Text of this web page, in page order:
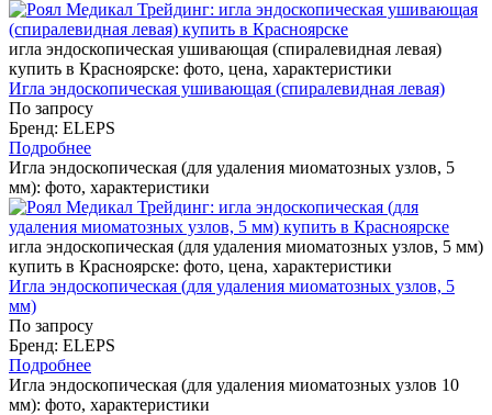
игла эндоскопическая ушивающая (спиралевидная левая)
купить в Красноярске: фото, цена, характеристики
Игла эндоскопическая ушивающая (спиралевидная левая)
По запросу
Бренд: ELEPS
Подробнее
Игла эндоскопическая (для удаления миоматозных узлов, 5
мм): фото, характеристики
игла эндоскопическая (для удаления миоматозных узлов, 5 мм)
купить в Красноярске: фото, цена, характеристики
Игла эндоскопическая (для удаления миоматозных узлов, 5
мм)
По запросу
Бренд: ELEPS
Подробнее
Игла эндоскопическая (для удаления миоматозных узлов 10
мм): фото, характеристики